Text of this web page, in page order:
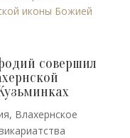
совершил
, Влахернское